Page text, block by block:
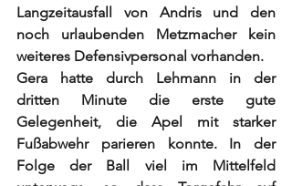
Langzeitausfall von Andris und den
noch urlaubenden Metzmacher kein
weiteres Defensivpersonal vorhanden.
Gera hatte durch Lehmann in der
dritten Minute die erste gute
Gelegenheit, die Apel mit starker
Fußabwehr parieren konnte. In der
Folge der Ball viel im Mittelfeld